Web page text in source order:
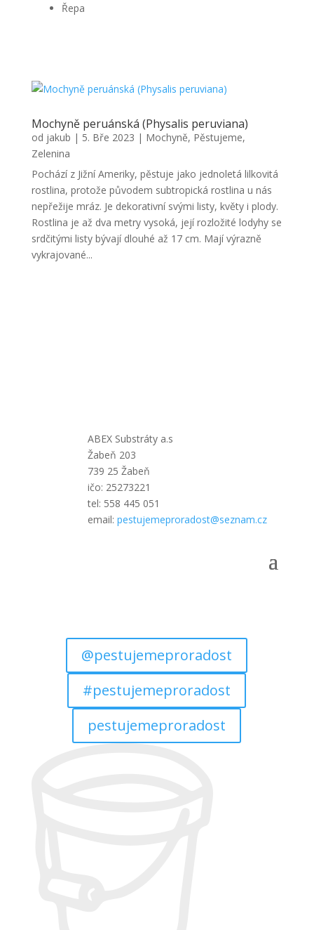
Řepa
Mochyně peruánská (Physalis peruviana)
od jakub | 5. Bře 2023 | Mochyně, Pěstujeme,
Zelenina
Pochází z Jižní Ameriky, pěstuje jako jednoletá lilkovitá
rostlina, protože původem subtropická rostlina u nás
nepřežije mráz. Je dekorativní svými listy, květy i plody.
Rostlina je až dva metry vysoká, její rozložité lodyhy se
srdčitými listy bývají dlouhé až 17 cm. Mají výrazně
vykrajované...
ABEX Substráty a.s
Žabeň 203
739 25 Žabeň
ičo: 25273221
tel: 558 445 051
email: pestujemeproradost@seznam.cz
@pestujemeproradost
#pestujemeproradost
pestujemeproradost